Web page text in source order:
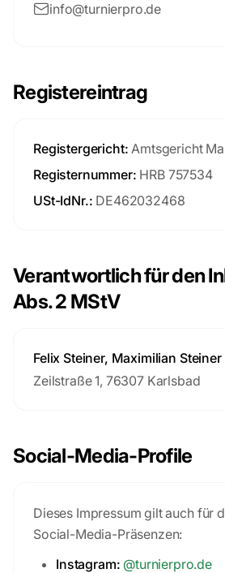
info@turnierpro.de
Registereintrag
Registergericht: Amtsgericht
Registernummer: HRB 757534
USt-IdNr.: DE462032468
Verantwortlich für den
Abs. 2 MStV
Felix Steiner, Maximilian Steiner
Zeilstraße 1, 76307 Karlsbad
Social-Media-Profile
Dieses Impressum gilt auch für
Social-Media-Präsenzen:
Instagram: @turnierpro.de